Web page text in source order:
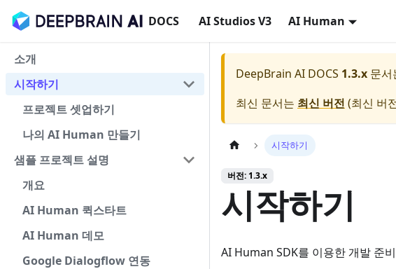
DOCS AI Studios V3 AI Human
소개
시작하기
프로젝트 셋업하기
나의 AI Human 만들기
샘플 프로젝트 설명
개요
AI Human 퀵스타트
AI Human 데모
Google Dialogflow 연동
DeepBrain AI DOCS 1.3.x 문서
최신 문서는 최신 버전 (최신 버
시작하기
버전: 1.3.x
시작하기
AI Human SDK를 이용한 개발 준